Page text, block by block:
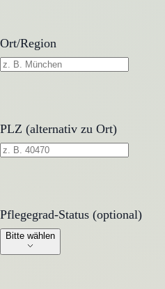
Ort/Region
PLZ (alternativ zu Ort)
Pflegegrad-Status (optional)
Pflegegrad-Status (optional)
Bitte wählen